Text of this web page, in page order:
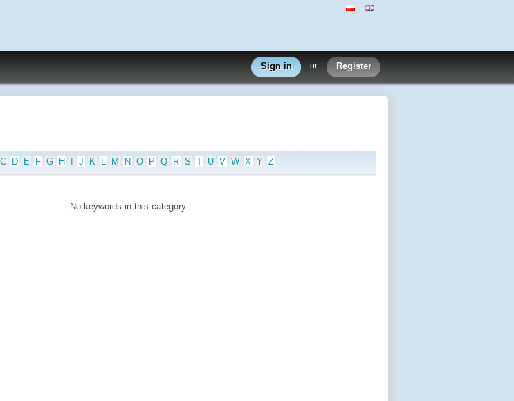
Sign in or Register
C D E F G H J K L M N O P Q R S T U V W X Y Z
No keywords in this category.